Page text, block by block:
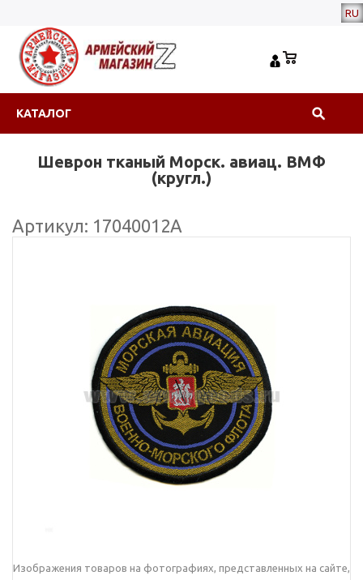
RU
КАТАЛОГ
Шеврон тканый Морск. авиац. ВМФ
(кругл.)
Артикул: 17040012А
Изображения товаров на фотографиях, представленных на сайте,